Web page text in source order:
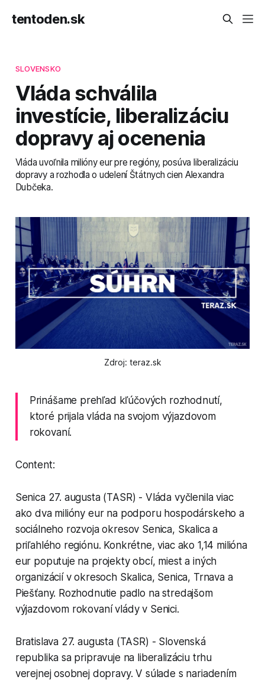
tentoden.sk
SLOVENSKO
Vláda schválila
investície, liberalizáciu
dopravy aj ocenenia
Vláda uvoľnila milióny eur pre regióny, posúva liberalizáciu
dopravy a rozhodla o udelení Štátnych cien Alexandra
Dubčeka.
Zdroj: teraz.sk
Prinášame prehľad kľúčových rozhodnutí,
ktoré prijala vláda na svojom výjazdovom
rokovaní.
Content:
Senica 27. augusta (TASR) - Vláda vyčlenila viac
ako dva milióny eur na podporu hospodárskeho a
sociálneho rozvoja okresov Senica, Skalica a
priľahlého regiónu. Konkrétne, viac ako 1,14 milióna
eur poputuje na projekty obcí, miest a iných
organizácií v okresoch Skalica, Senica, Trnava a
Piešťany. Rozhodnutie padlo na stredajšom
výjazdovom rokovaní vlády v Senici.
Bratislava 27. augusta (TASR) - Slovenská
republika sa pripravuje na liberalizáciu trhu
verejnej osobnej dopravy. V súlade s nariadením